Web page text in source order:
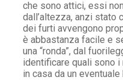
che sono attici, essi
dall’altezza, anzi stato
dei furti avvengono
è abbastanza facile e
una “ronda”, dal
identificare quali sono
in casa da un